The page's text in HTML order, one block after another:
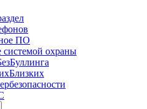
ПО
системой охраны